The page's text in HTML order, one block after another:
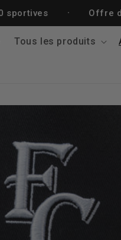
· Offre de
Tous les produits